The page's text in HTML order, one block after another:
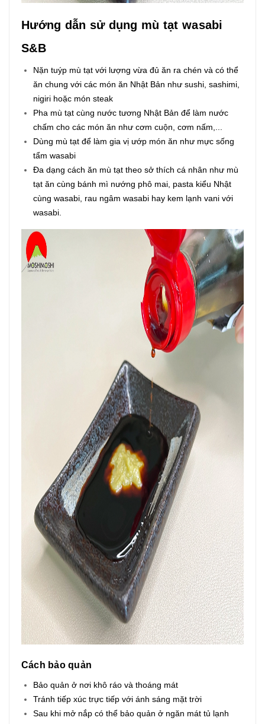
Hướng dẫn sử dụng mù tạt wasabi
S&B
Nặn tuýp mù tạt với lượng vừa đủ ăn ra chén và có thể
ăn chung với các món ăn Nhật Bản như sushi, sashimi,
nigiri hoặc món steak
Pha mù tạt cùng nước tương Nhật Bản để làm nước
chấm cho các món ăn như cơm cuộn, cơm nấm,...
Dùng mù tạt để làm gia vị ướp món ăn như mực sống
tẩm wasabi
Đa dạng cách ăn mù tạt theo sở thích cá nhân như mù
tạt ăn cùng bánh mì nướng phô mai, pasta kiểu Nhật
cùng wasabi, rau ngâm wasabi hay kem lạnh vani với
wasabi.
Cách bảo quản
Bảo quản ở nơi khô ráo và thoáng mát
Tránh tiếp xúc trực tiếp với ánh sáng mặt trời
Sau khi mở nắp có thể bảo quản ở ngăn mát tủ lạnh